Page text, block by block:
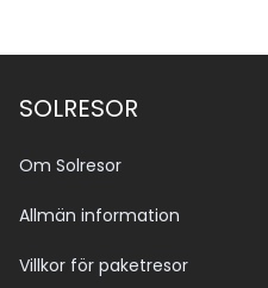
SOLRESOR
Om Solresor
Allmän information
Villkor för paketresor